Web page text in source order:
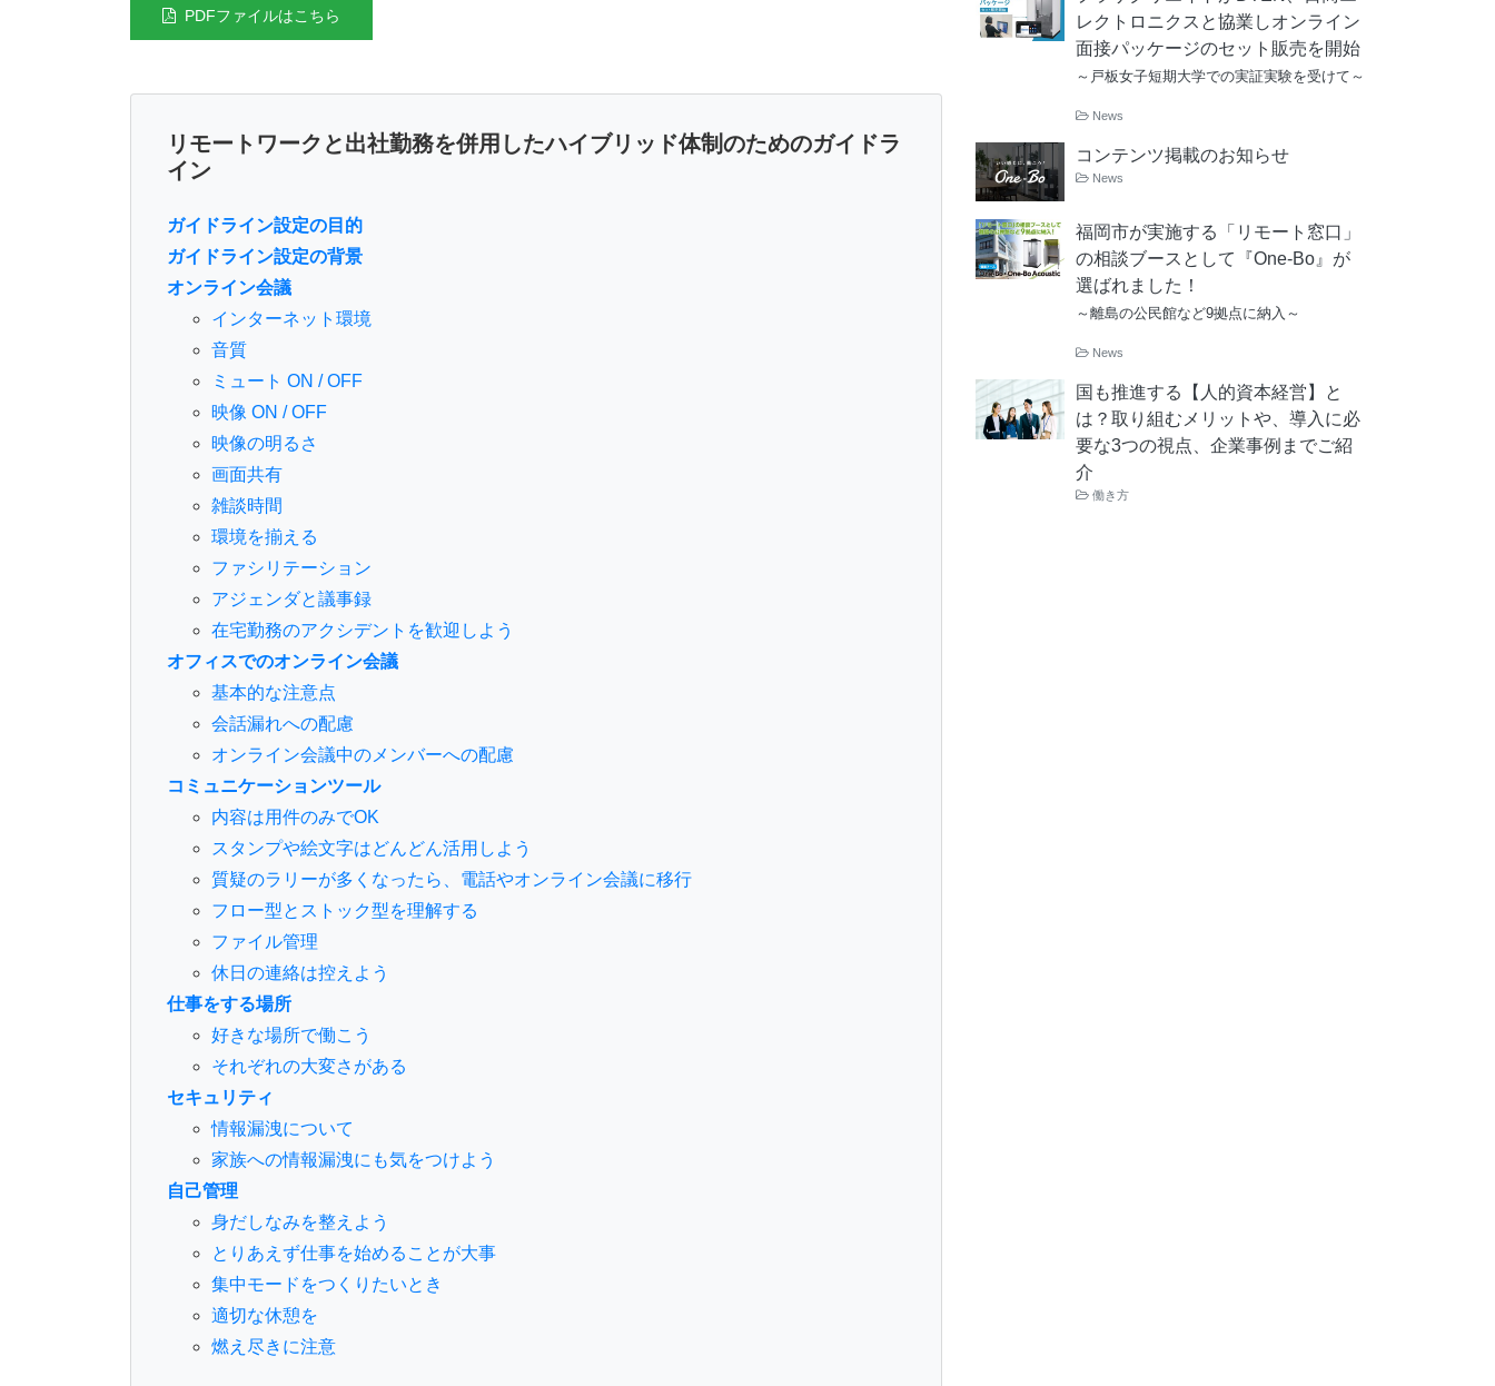
PDFファイルはこちら
リモートワークと出社勤務を併用したハイブリッド体制のためのガイドラ
イン
ガイドライン設定の目的
ガイドライン設定の背景
オンライン会議
インターネット環境
音質
ミュート ON / OFF
映像 ON / OFF
映像の明るさ
画面共有
雑談時間
環境を揃える
ファシリテーション
アジェンダと議事録
在宅勤務のアクシデントを歓迎しよう
オフィスでのオンライン会議
基本的な注意点
会話漏れへの配慮
オンライン会議中のメンバーへの配慮
コミュニケーションツール
内容は用件のみでOK
スタンプや絵文字はどんどん活用しよう
質疑のラリーが多くなったら、電話やオンライン会議に移行
フロー型とストック型を理解する
ファイル管理
休日の連絡は控えよう
仕事をする場所
好きな場所で働こう
それぞれの大変さがある
セキュリティ
情報漏洩について
家族への情報漏洩にも気をつけよう
自己管理
身だしなみを整えよう
とりあえず仕事を始めることが大事
集中モードをつくりたいとき
適切な休憩を
燃え尽きに注意
レクトロニクスと協業しオンライン
面接パッケージのセット販売を開始
～戸板女子短期大学での実証実験を受けて～
News
コンテンツ掲載のお知らせ
News
福岡市が実施する「リモート窓口」
の相談ブースとして『One-Bo』が
選ばれました！
～離島の公民館など9拠点に納入～
News
国も推進する【人的資本経営】と
は？取り組むメリットや、導入に必
要な3つの視点、企業事例までご紹
介
働き方